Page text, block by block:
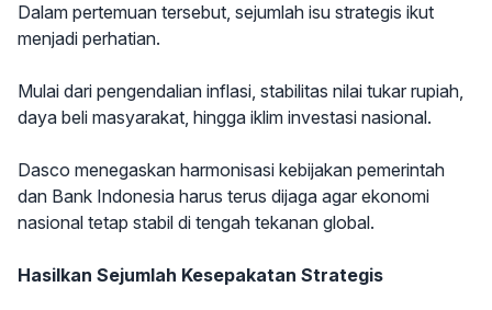
Dalam pertemuan tersebut, sejumlah isu strategis ikut
menjadi perhatian.
Mulai dari pengendalian inflasi, stabilitas nilai tukar rupiah,
daya beli masyarakat, hingga iklim investasi nasional.
Dasco menegaskan harmonisasi kebijakan pemerintah
dan Bank Indonesia harus terus dijaga agar ekonomi
nasional tetap stabil di tengah tekanan global.
Hasilkan Sejumlah Kesepakatan Strategis